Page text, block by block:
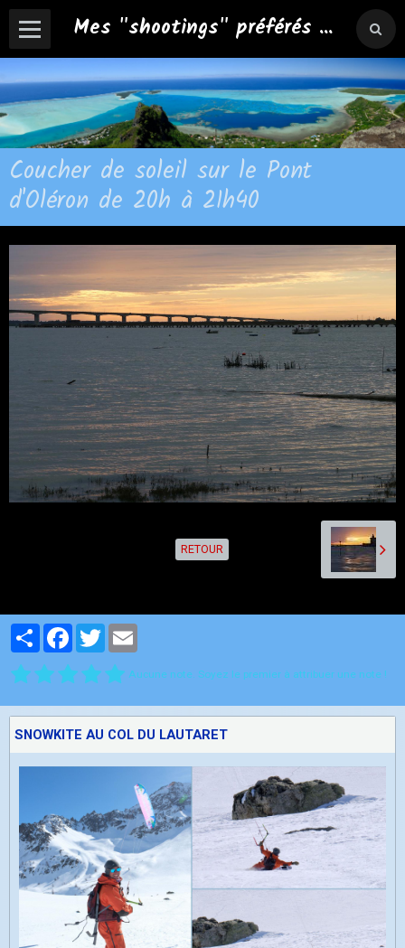
Mes "shootings" préférés ...
Coucher de soleil sur le Pont
d'Oléron de 20h à 21h40
RETOUR
PartagerFacebook
Twitter
Aucune note. Soyez le premier à attribuer une note !
SNOWKITE AU COL DU LAUTARET